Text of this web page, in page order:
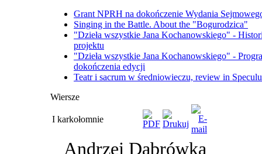
Grant NPRH na dokończenie Wydania
Singing in the Battle. About the "Bogurodzica"
"Dzieła wszystkie Jana Kochanowskiego" -
projektu
"Dzieła wszystkie Jana Kochanowskiego" -
dokończenia edycji
Teatr i sacrum w średniowieczu, review in
Wiersze
I karkołomnie
Andrzej Dąbrówka